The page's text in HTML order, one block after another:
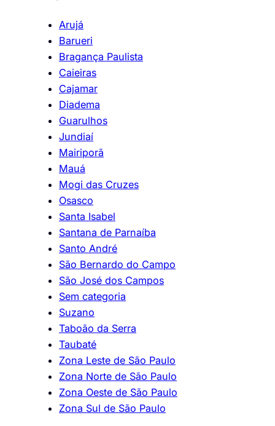
Arujá
Barueri
Bragança Paulista
Caieiras
Cajamar
Diadema
Guarulhos
Jundiaí
Mairiporã
Mauá
Mogi das Cruzes
Osasco
Santa Isabel
Santana de Parnaíba
Santo André
São Bernardo do Campo
São José dos Campos
Sem categoria
Suzano
Taboão da Serra
Taubaté
Zona Leste de São Paulo
Zona Norte de São Paulo
Zona Oeste de São Paulo
Zona Sul de São Paulo